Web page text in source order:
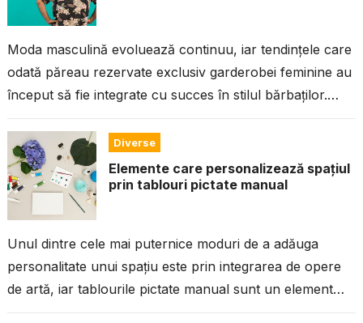
Moda masculină evoluează continuu, iar tendințele care
odată păreau rezervate exclusiv garderobei feminine au
început să fie integrate cu succes în stilul bărbaților.
Diverse
Elemente care personalizează spațiul
prin tablouri pictate manual
Unul dintre cele mai puternice moduri de a adăuga
personalitate unui spațiu este prin integrarea de opere
de artă, iar tablourile pictate manual sunt un element